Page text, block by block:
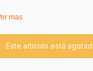
mas
Este artículo está